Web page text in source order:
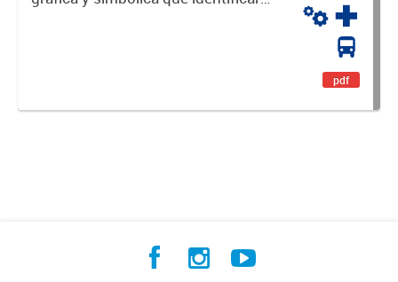
pdf